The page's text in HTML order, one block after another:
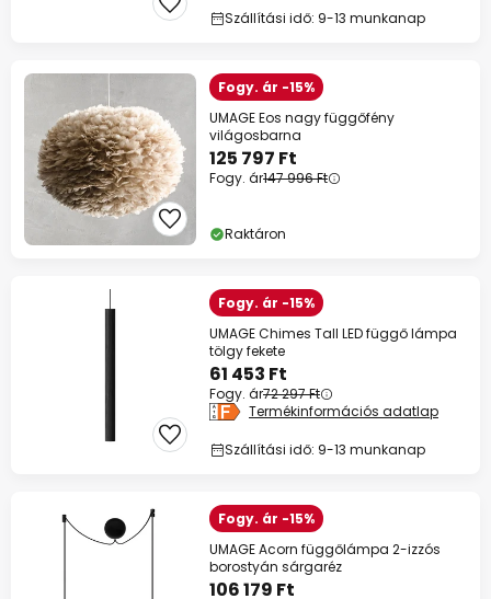
Szállítási idő: 9-13 munkanap
Fogy. ár -15%
UMAGE Eos nagy függőfény
világosbarna
125 797 Ft
Fogy. ár147 996 Ft
Raktáron
Fogy. ár -15%
UMAGE Chimes Tall LED függő lámpa
tölgy fekete
61 453 Ft
Fogy. ár72 297 Ft
Termékinformációs adatlap
Szállítási idő: 9-13 munkanap
Fogy. ár -15%
UMAGE Acorn függőlámpa 2-izzós
borostyán sárgaréz
106 179 Ft